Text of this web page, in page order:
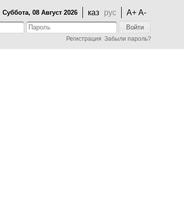
Суббота, 08 Август 2026 каз рус A+ A-
Войти
Регистрация Забыли пароль?